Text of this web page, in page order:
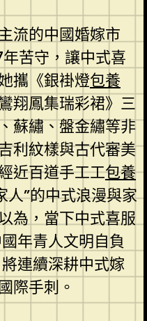
流的中國婚嫁市
苦守，讓中式喜
攜《銀褂燈包養
翔鳳集瑞彩裙》三
蘇繡、盤金繡等非
利紋樣與古代審美
近百道手工工包養
”的中式浪漫與家
為，當下中式喜服
年青人文明自負
將連續深耕中式嫁
際手刺。